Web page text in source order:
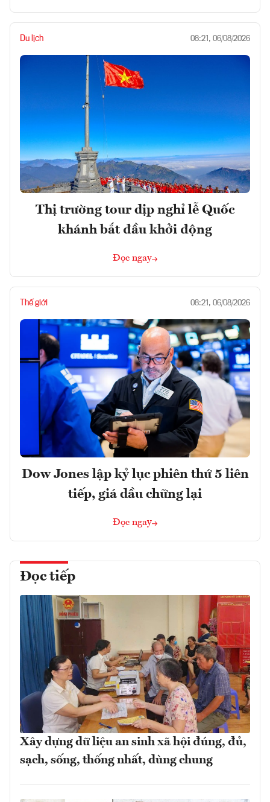
Du lịch 08:21, 06/08/2026
Thị trường tour dịp nghỉ lễ Quốc
khánh bắt đầu khởi động
Đọc ngay
Thế giới 08:21, 06/08/2026
Dow Jones lập kỷ lục phiên thứ 5 liên
tiếp, giá dầu chững lại
Đọc ngay
Đọc tiếp
Xây dựng dữ liệu an sinh xã hội đúng, đủ,
sạch, sống, thống nhất, dùng chung